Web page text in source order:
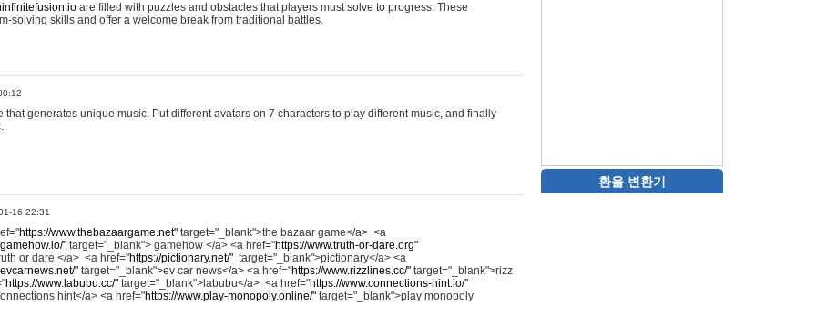
are filled with puzzles and obstacles that players must solve to progress. These
solving skills and offer a welcome break from traditional battles.
that generates unique music. Put different avatars on 7 characters to play different music, and finally
16 22:31
https://www.thebazaargame.net" target="_blank">the bazaar game</a> <a
" target="_blank"> gamehow </a> <a href="https://www.truth-or-dare.org"
or dare </a> <a href="https://pictionary.net/" target="_blank">pictionary</a> <a
" target="_blank">ev car news</a> <a href="https://www.rizzlines.cc/" target="_blank">rizz
https://www.labubu.cc/" target="_blank">labubu</a> <a href="https://www.connections-hint.io/"
hint</a> <a href="https://www.play-monopoly.online/" target="_blank">play monopoly
환율 변환기